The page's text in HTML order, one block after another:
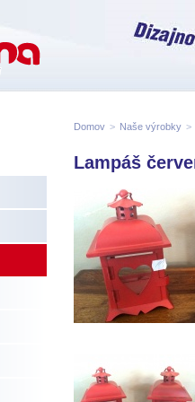
Domov > Naše výrobky >
Lampáš